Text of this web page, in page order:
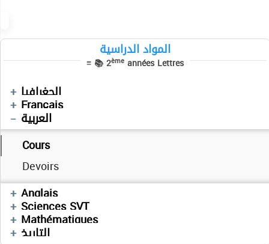
المواد الدراسية
≡ 📚 2ème années Lettres
الجغرافيا
Devoirs
Français
Devoirs
العربية
Cours
Devoirs
Anglais
Devoirs
Sciences SVT
Devoirs
Mathématiques
Devoirs
التاريخ
Devoirs